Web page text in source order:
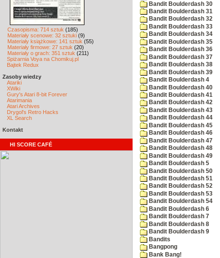
Czasopisma: 714 sztuk (185)
Materiały scenowe: 32 sztuki (9)
Materiały książkowe: 141 sztuk (55)
Materiały firmowe: 27 sztuk (20)
Materiały o grach: 351 sztuk (211)
Spiżarnia Voya na Chomikuj.pl
Bajtek Redux
Zasoby wiedzy
Atariki
XWiki
Gury's Atari 8-bit Forever
Atarimania
Atari Archives
Drygol's Retro Hacks
XL Search
Kontakt
HI SCORE CAFÉ
Bandit Boulderdash 30
Bandit Boulderdash 31
Bandit Boulderdash 32
Bandit Boulderdash 33
Bandit Boulderdash 34
Bandit Boulderdash 35
Bandit Boulderdash 36
Bandit Boulderdash 37
Bandit Boulderdash 38
Bandit Boulderdash 39
Bandit Boulderdash 4
Bandit Boulderdash 40
Bandit Boulderdash 41
Bandit Boulderdash 42
Bandit Boulderdash 43
Bandit Boulderdash 44
Bandit Boulderdash 45
Bandit Boulderdash 46
Bandit Boulderdash 47
Bandit Boulderdash 48
Bandit Boulderdash 49
Bandit Boulderdash 5
Bandit Boulderdash 50
Bandit Boulderdash 51
Bandit Boulderdash 52
Bandit Boulderdash 53
Bandit Boulderdash 54
Bandit Boulderdash 6
Bandit Boulderdash 7
Bandit Boulderdash 8
Bandit Boulderdash 9
Bandits
Bangpong
Bank Bang!